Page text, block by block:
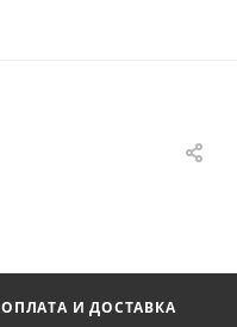
ОПЛАТА И ДОСТАВКА